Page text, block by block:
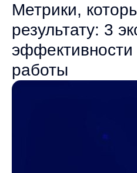
Метрики,
результату: 3
эффективности
работы